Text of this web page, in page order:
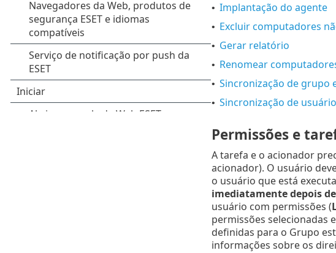
• Implantação do agente
• Excluir computadores
• Gerar relatório
• Renomear
• Sincronização de grupo
• Sincronização de usuário
Permissões e
A tarefa e o acionador
acionador). O usuário
o usuário que está
imediatamente depois
usuário com permissões (
permissões selecionadas
definidas para o Grupo
informações sobre os